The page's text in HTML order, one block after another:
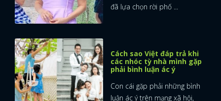
đã lựa chọn rời phố ...
Cách sao Việt đáp trả khi
các nhóc tỳ nhà mình gặp
phải bình luận ác ý
Con cái gặp phải những bình
luận ác ý trên mạng xã hội,